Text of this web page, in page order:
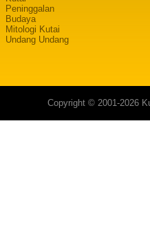
Peninggalan
Budaya
Mitologi Kutai
Undang Undang
Copyright © 2001-2026